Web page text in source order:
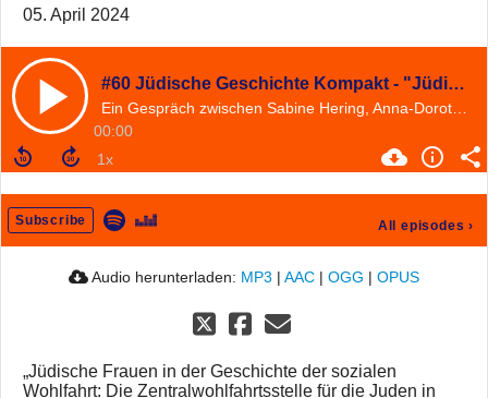
05. April 2024
#60 Jüdische Geschichte Kompakt - "Jüdische Frauen in der Geschichte der sozialen Wohlfahrt: Die Zentralwohlfahrtsstelle
00:00
Subscribe All episodes ›
Audio herunterladen: MP3 | AAC | OGG | OPUS
„Jüdische Frauen in der Geschichte der sozialen
Wohlfahrt: Die Zentralwohlfahrtsstelle für die Juden in